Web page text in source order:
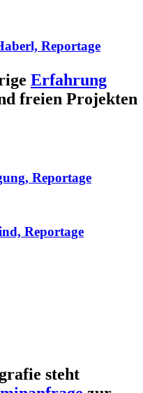
Reportage
Erfahrung
freien Projekten
Reportage
Reportage
steht